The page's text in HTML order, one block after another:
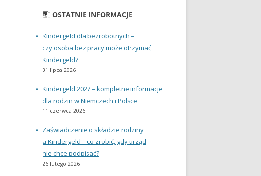
OSTATNIE INFORMACJE
Kindergeld dla bezrobotnych –
czy osoba bez pracy może otrzymać
Kindergeld?
31 lipca 2026
Kindergeld 2027 – kompletne informacje
dla rodzin w Niemczech i Polsce
11 czerwca 2026
Zaświadczenie o składzie rodziny
a Kindergeld – co zrobić, gdy urząd
nie chce podpisać?
26 lutego 2026